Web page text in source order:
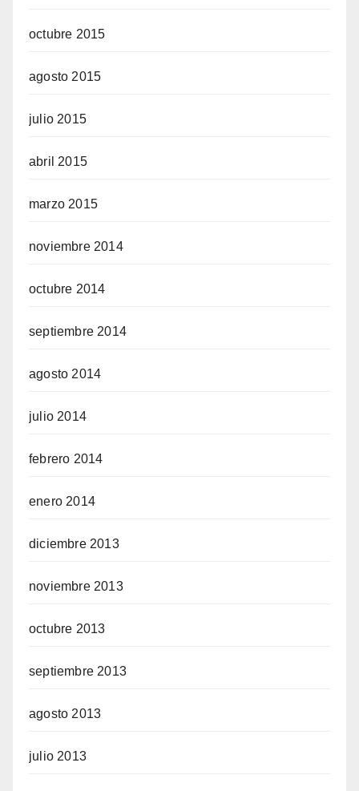
octubre 2015
agosto 2015
julio 2015
abril 2015
marzo 2015
noviembre 2014
octubre 2014
septiembre 2014
agosto 2014
julio 2014
febrero 2014
enero 2014
diciembre 2013
noviembre 2013
octubre 2013
septiembre 2013
agosto 2013
julio 2013